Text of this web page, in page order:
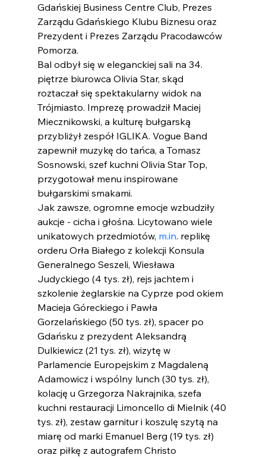
Gdańskiej Business Centre Club, Prezes
Zarządu Gdańskiego Klubu Biznesu oraz
Prezydent i Prezes Zarządu Pracodawców
Pomorza.
Bal odbył się w eleganckiej sali na 34.
piętrze biurowca Olivia Star, skąd
roztaczał się spektakularny widok na
Trójmiasto. Imprezę prowadził Maciej
Miecznikowski, a kulturę bułgarską
przybliżył zespół IGLIKA. Vogue Band
zapewnił muzykę do tańca, a Tomasz
Sosnowski, szef kuchni Olivia Star Top,
przygotował menu inspirowane
bułgarskimi smakami.
Jak zawsze, ogromne emocje wzbudziły
aukcje - cicha i głośna. Licytowano wiele
unikatowych przedmiotów, m.in. replikę
orderu Orła Białego z kolekcji Konsula
Generalnego Seszeli, Wiesława
Judyckiego (4 tys. zł), rejs jachtem i
szkolenie żeglarskie na Cyprze pod okiem
Macieja Góreckiego i Pawła
Gorzelańskiego (50 tys. zł), spacer po
Gdańsku z prezydent Aleksandrą
Dulkiewicz (21 tys. zł), wizytę w
Parlamencie Europejskim z Magdaleną
Adamowicz i wspólny lunch (30 tys. zł),
kolację u Grzegorza Nakrajnika, szefa
kuchni restauracji Limoncello di Mielnik (40
tys. zł), zestaw garnitur i koszulę szytą na
miarę od marki Emanuel Berg (19 tys. zł)
oraz piłkę z autografem Christo